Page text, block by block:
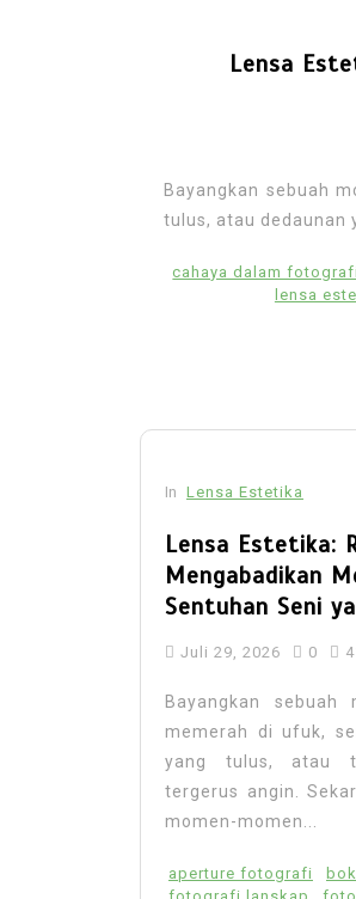
Lensa
Bayangkan sebuah
tulus, atau dedaunan
cahaya dalam fotografi
lensa
In Lensa Estetika
Lensa Estetika:
Mengabadikan
Sentuhan Seni
Juli 29, 2026 0
Bayangkan sebuah
memerah di ufuk,
yang tulus, atau
tergerus angin.
momen-momen...
aperture fotografi